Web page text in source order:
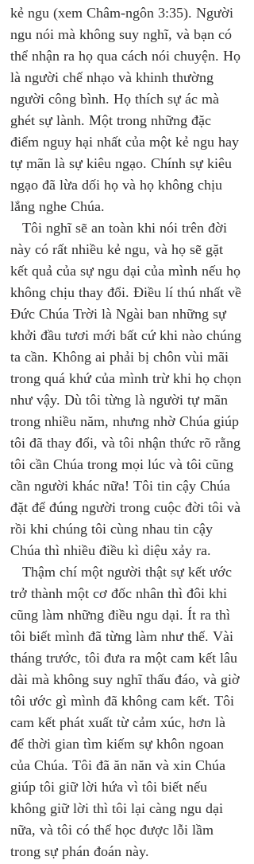
kẻ ngu (xem Châm-ngôn 3:35). Người
ngu nói mà không suy nghĩ, và bạn có
thể nhận ra họ qua cách nói chuyện. Họ
là người chế nhạo và khinh thường
người công bình. Họ thích sự ác mà
ghét sự lành. Một trong những đặc
điểm nguy hại nhất của một kẻ ngu hay
tự mãn là sự kiêu ngạo. Chính sự kiêu
ngạo đã lừa dối họ và họ không chịu
lắng nghe Chúa.
Tôi nghĩ sẽ an toàn khi nói trên đời
này có rất nhiều kẻ ngu, và họ sẽ gặt
kết quả của sự ngu dại của mình nếu họ
không chịu thay đổi. Điều lí thú nhất về
Đức Chúa Trời là Ngài ban những sự
khởi đầu tươi mới bất cứ khi nào chúng
ta cần. Không ai phải bị chôn vùi mãi
trong quá khứ của mình trừ khi họ chọn
như vậy. Dù tôi từng là người tự mãn
trong nhiều năm, nhưng nhờ Chúa giúp
tôi đã thay đổi, và tôi nhận thức rõ rằng
tôi cần Chúa trong mọi lúc và tôi cũng
cần người khác nữa! Tôi tin cậy Chúa
đặt để đúng người trong cuộc đời tôi và
rồi khi chúng tôi cùng nhau tin cậy
Chúa thì nhiều điều kì diệu xảy ra.
Thậm chí một người thật sự kết ước
trở thành một cơ đốc nhân thì đôi khi
cũng làm những điều ngu dại. Ít ra thì
tôi biết mình đã từng làm như thế. Vài
tháng trước, tôi đưa ra một cam kết lâu
dài mà không suy nghĩ thấu đáo, và giờ
tôi ước gì mình đã không cam kết. Tôi
cam kết phát xuất từ cảm xúc, hơn là
để thời gian tìm kiếm sự khôn ngoan
của Chúa. Tôi đã ăn năn và xin Chúa
giúp tôi giữ lời hứa vì tôi biết nếu
không giữ lời thì tôi lại càng ngu dại
nữa, và tôi có thể học được lỗi lầm
trong sự phán đoán này.